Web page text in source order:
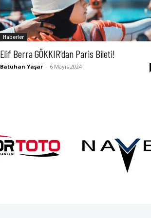
Haberler
Elif Berra GÖKKIR’dan Paris Bileti!
Batuhan Yaşar - 6 Mayıs 2024